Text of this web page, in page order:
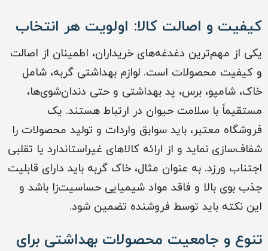
کیفیت و اصالت کالا: اولویت هر انتخاب
یکی از مهم‌ترین دغدغه‌های خریداران، اطمینان از اصالت
و کیفیت محصولات است. لوازم بهداشتی گربه، شامل
خاک، شامپو، برس، پد بهداشتی و حتی دندان‌شوی‌ها،
مستقیماً با سلامت حیوان در ارتباط هستند. یک
فروشگاه معتبر، باید سوابق واردات و تولید محصولات را
شفاف‌سازی نماید و از ارائه کالاهای غیراستاندارد یا تقلبی
اجتناب ورزد. به عنوان مثال، خاک گربه باید دارای قابلیت
جذب بوی بالا و فاقد مواد شیمیایی حساسیت‌زا باشد و
این نکته باید توسط فروشنده تضمین شود.
تنوع و جامعیت محصولات بهداشتی برای